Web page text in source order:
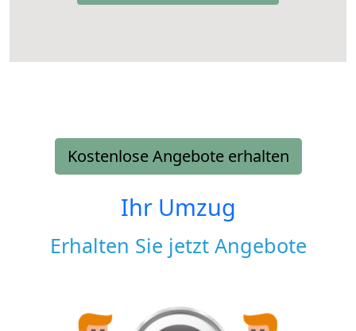
Kostenlose Angebote erhalten
Ihr Umzug
Erhalten Sie jetzt Angebote